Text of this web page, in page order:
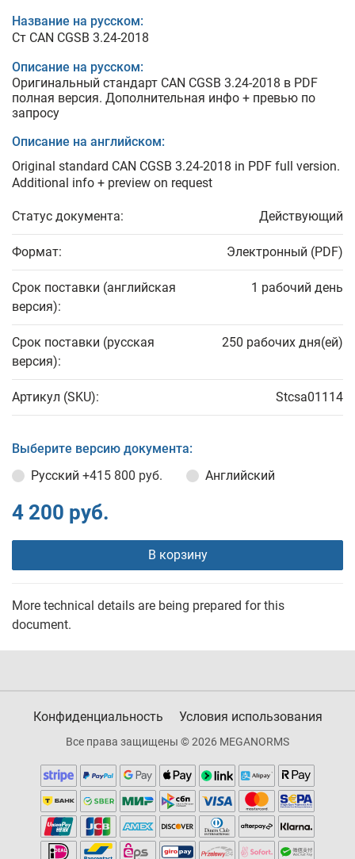
Название на русском:
Ст CAN CGSB 3.24-2018
Описание на русском:
Оригинальный стандарт CAN CGSB 3.24-2018 в PDF
полная версия. Дополнительная инфо + превью по
запросу
Описание на английском:
Original standard CAN CGSB 3.24-2018 in PDF full version.
Additional info + preview on request
Статус документа: Действующий
Формат: Электронный (PDF)
Срок поставки (английская
версия):
1 рабочий день
Срок поставки (русская
версия):
250 рабочих дня(ей)
Артикул (SKU): Stcsa01114
Выберите версию документа:
Русский +415 800 руб. Английский
4 200 руб.
В корзину
More technical details are being prepared for this
document.
Конфиденциальность Условия использования
Все права защищены © 2026 MEGANORMS